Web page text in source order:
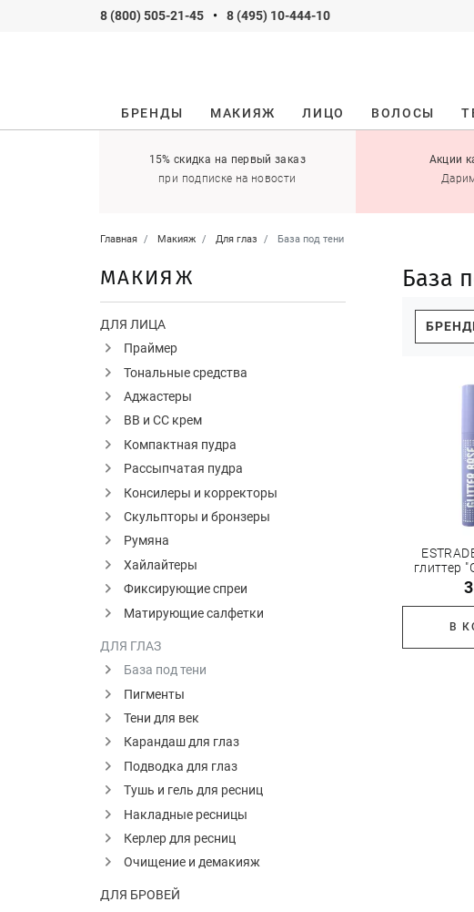
8 (800) 505-21-45 • 8 (495) 10-444-10
БРЕНДЫ МАКИЯЖ ЛИЦО ВОЛОСЫ
15% скидка на первый заказ
при подписке на новости
Акции
Главная Макияж Для глаз База под тени
МАКИЯЖ
ДЛЯ ЛИЦА
Праймер
Тональные средства
Аджастеры
ВВ и СС крем
Компактная пудра
Рассыпчатая пудра
Консилеры и корректоры
Скульпторы и бронзеры
Румяна
Хайлайтеры
Фиксирующие спреи
Матирующие салфетки
ДЛЯ ГЛАЗ
База под тени
Пигменты
Тени для век
Карандаш для глаз
Подводка для глаз
Тушь и гель для ресниц
Накладные ресницы
Керлер для ресниц
Очищение и демакияж
ДЛЯ БРОВЕЙ
База
глиттер
В